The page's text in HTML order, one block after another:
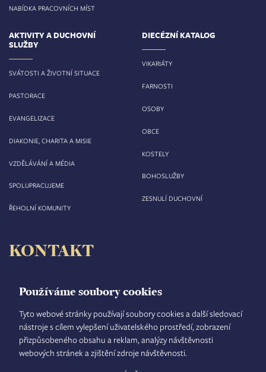
Používáme soubory cookies
Tyto webové stránky používají soubory cookies a další sledovací
nástroje s cílem vylepšení uživatelského prostředí, zobrazení
přizpůsobeného obsahu a reklam, analýzy návštěvnosti
webových stránek a zjištění zdroje návštěvnosti.
NABÍDKA PRACOVNÍCH MÍST
AKTIVITY A DUCHOVNÍ
SLUŽBY
SVÁTOSTI A ŽIVOTNÍ SITUACE
PASTORACE
EVANGELIZACE
DIAKONIE, CHARITA A MISIE
VZDĚLÁVÁNÍ A MÉDIA
SPOLUPRACUJEME
ŘEHOLNÍ KOMUNITY
DIECÉZNÍ KATALOG
VIKARIÁTY
FARNOSTI
OSOBY
OBCE
KOSTELY
BOHOSLUŽBY
ZESNULÍ DUCHOVNÍ
KONTAKT
Velké náměstí 35/44
500 03 Hradec Králové
tel.: +420 495 063 611
IČO: 00 44 51 34
DIČ: CZ 00 44 51 34
Číslo účtu: 1006010044/5500